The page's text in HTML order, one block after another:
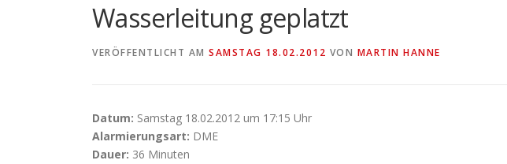
Wasserleitung geplatzt
VERÖFFENTLICHT AM SAMSTAG 18.02.2012 VON MARTIN HANNE
Datum: Samstag 18.02.2012 um 17:15 Uhr
Alarmierungsart: DME
Dauer: 36 Minuten